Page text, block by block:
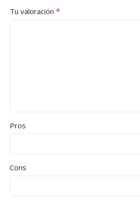
Tu valoración *
Pros
Cons